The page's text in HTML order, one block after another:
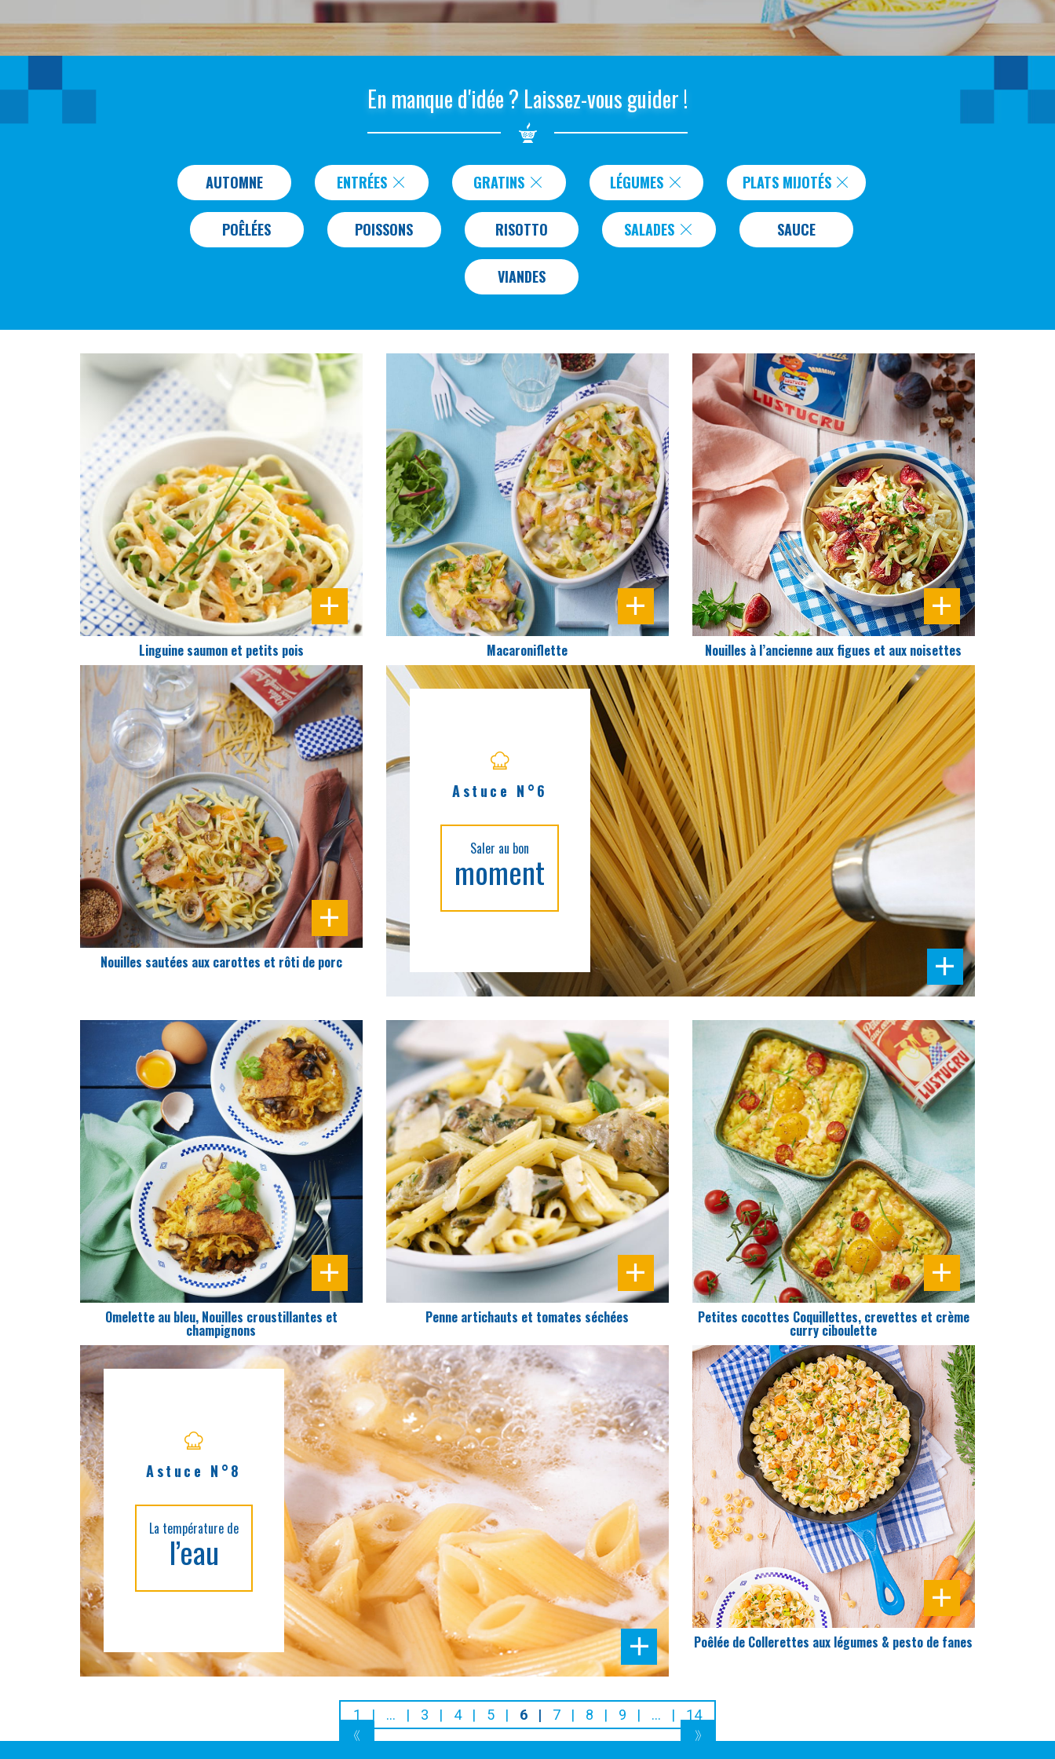
En manque d'idée ? Laissez-vous guider !
AUTOMNE ENTRÉES GRATINS LÉGUMES PLATS MIJOTÉS
POÊLÉES POISSONS RISOTTO SALADES SAUCE
VIANDES
DIFFICULTÉ
PRÉPARATION
20 Min
Linguine saumon et petits pois
DIFFICULTÉ
PRÉPARATION
10 Min
Macaroniflette
DIFFICULTÉ
PRÉPARATION
15 Min
Nouilles à l’ancienne aux figues et aux noisettes
DIFFICULTÉ
PRÉPARATION
15 Min
Nouilles sautées aux carottes et rôti de porc
Astuce N°6
Saler au bon
moment
DIFFICULTÉ
PRÉPARATION
20 Min
Omelette au bleu, Nouilles croustillantes et
champignons
DIFFICULTÉ
PRÉPARATION
10 Min
Penne artichauts et tomates séchées
DIFFICULTÉ
PRÉPARATION
10 Min
Petites cocottes Coquillettes, crevettes et crème
curry ciboulette
Astuce N°8
La température de
l’eau
DIFFICULTÉ
PRÉPARATION
25 Min
Poêlée de Collerettes aux légumes & pesto de fanes
1 … 3 4 5 6 7 8 9 … 14